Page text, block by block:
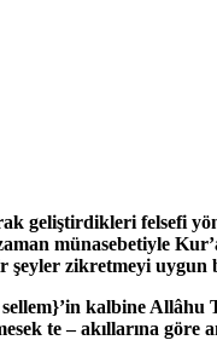
felsefi
münasebetiyle
şeyler zikretmeyi uygun
’in kalbine Allâhu
te – akıllarına